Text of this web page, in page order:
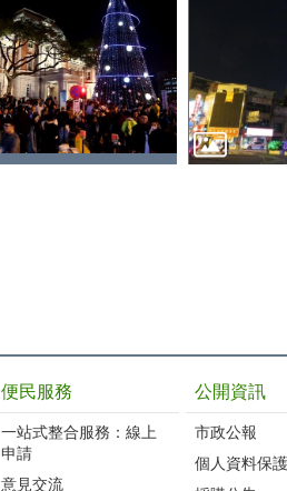
便民服務
一站式整合服務：線上
申請
意見交流
公開資訊
市政公報
個人資料保